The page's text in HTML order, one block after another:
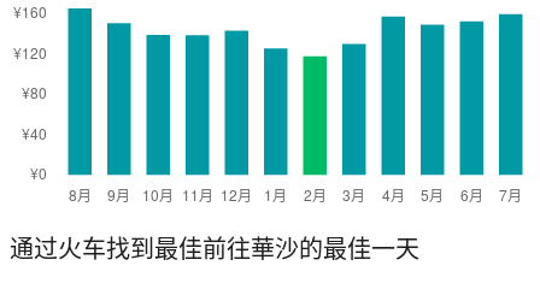
通过火车找到最佳前往華沙的最佳一天